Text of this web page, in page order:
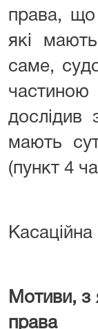
права, що
які
саме,
частиною
дослідив
мають
(пункт 4
Мотиви, з
права